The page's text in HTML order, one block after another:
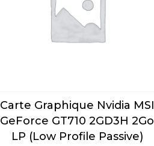
Carte Graphique Nvidia MSI
GeForce GT710 2GD3H 2Go
LP (Low Profile Passive)